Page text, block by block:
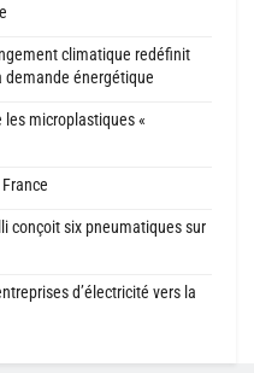
climatique redéfinit
demande énergétique
microplastiques «
conçoit six pneumatiques sur
d’électricité vers la